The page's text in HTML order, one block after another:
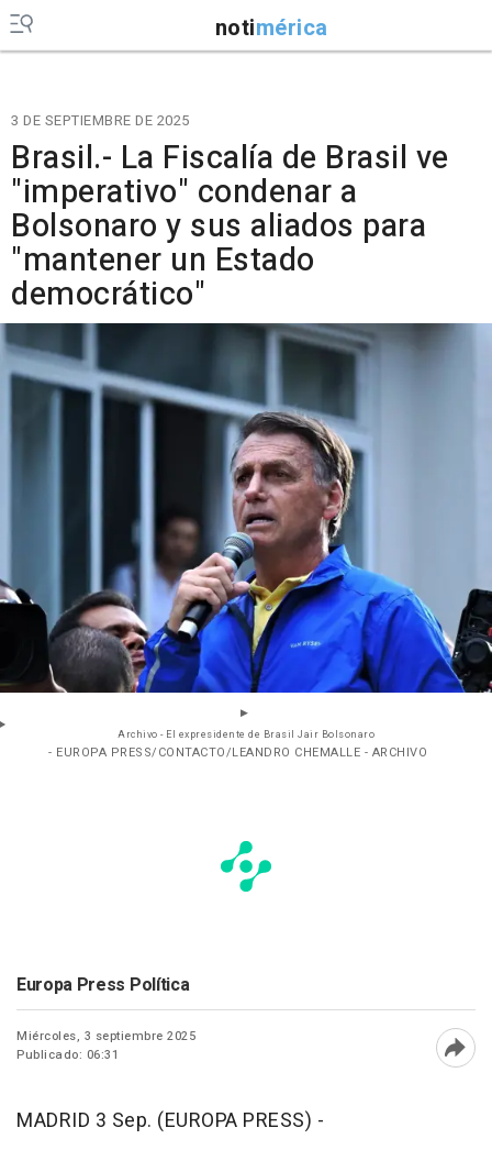
notimérica
3 DE SEPTIEMBRE DE 2025
Brasil.- La Fiscalía de Brasil ve
"imperativo" condenar a
Bolsonaro y sus aliados para
"mantener un Estado
democrático"
Archivo - El expresidente de Brasil Jair Bolsonaro
- EUROPA PRESS/CONTACTO/LEANDRO CHEMALLE - ARCHIVO
Europa Press Política
Miércoles, 3 septiembre 2025
Publicado: 06:31
MADRID 3 Sep. (EUROPA PRESS) -